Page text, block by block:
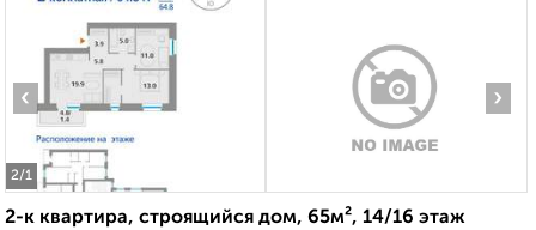
2/1
‹ ›
2-к квартира, строящийся дом, 65м², 14/16 этаж